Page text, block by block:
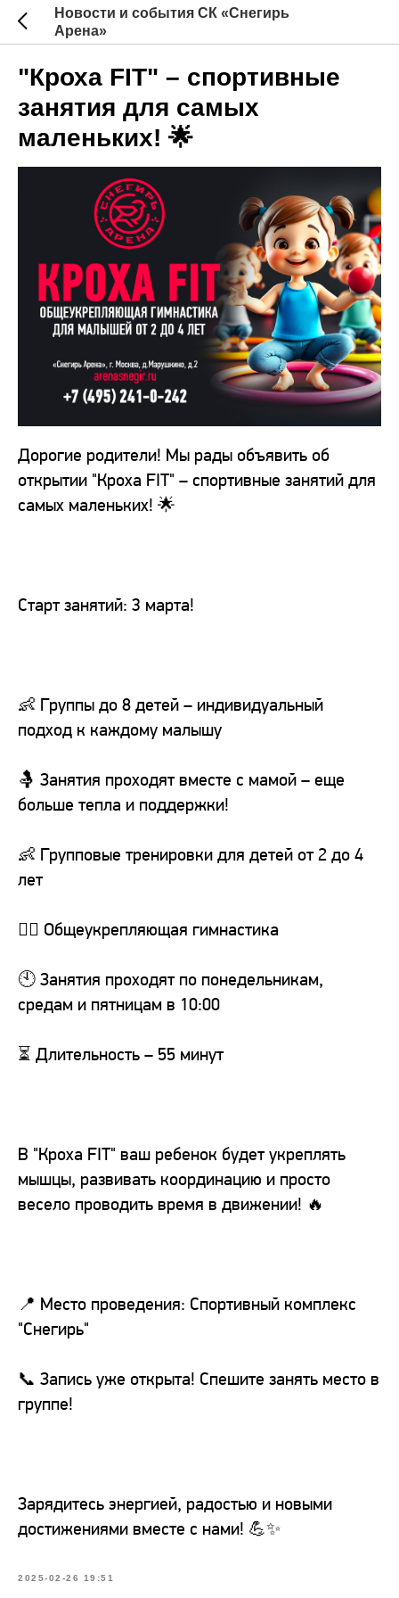
Новости и события СК «Снегирь
Арена»
"Кроха FIT" – спортивные
занятия для самых
маленьких! 🌟
Дорогие родители! Мы рады объявить об
открытии "Кроха FIT" – спортивные занятий для
самых маленьких! 🌟
Старт занятий: 3 марта!
👶 Группы до 8 детей – индивидуальный
подход к каждому малышу
🤱 Занятия проходят вместе с мамой – еще
больше тепла и поддержки!
👶 Групповые тренировки для детей от 2 до 4
лет
🏃‍♂️ Общеукрепляющая гимнастика
🕙 Занятия проходят по понедельникам,
средам и пятницам в 10:00
⏳ Длительность – 55 минут
В "Кроха FIT" ваш ребенок будет укреплять
мышцы, развивать координацию и просто
весело проводить время в движении! 🔥
📍 Место проведения: Спортивный комплекс
"Снегирь"
📞 Запись уже открыта! Спешите занять место в
группе!
Зарядитесь энергией, радостью и новыми
достижениями вместе с нами! 💪✨
2025-02-26 19:51